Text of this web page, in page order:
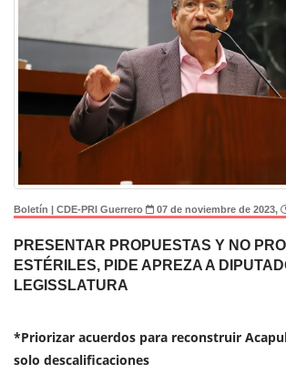
Boletín | CDE-PRI Guerrero 07 de noviembre de 2023,
PRESENTAR PROPUESTAS Y NO
ESTÉRILES, PIDE APREZA A
LEGISSLATURA
*Priorizar acuerdos para reconstruir
solo descalificaciones